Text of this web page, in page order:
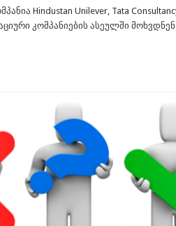
Hindustan Unilever, Tata
კომპანიების ასეულში მოხვდნენ.